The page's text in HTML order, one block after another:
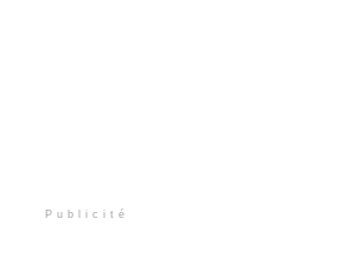
Publicité